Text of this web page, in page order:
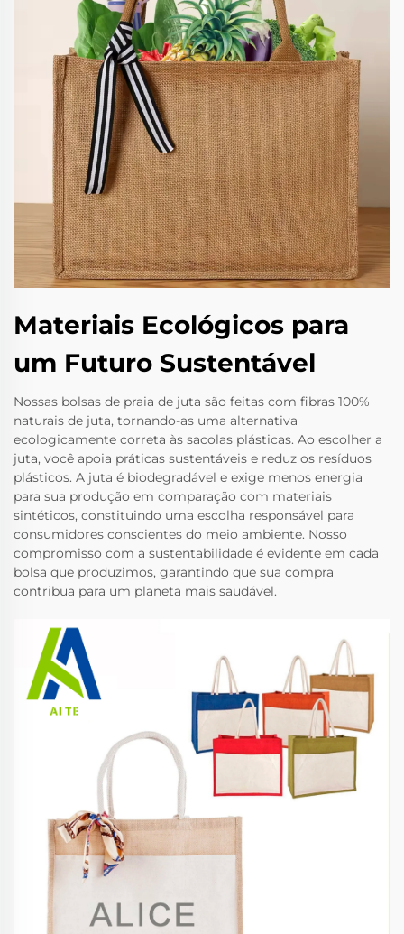
Materiais Ecológicos para
um Futuro Sustentável
Nossas bolsas de praia de juta são feitas com fibras 100%
naturais de juta, tornando-as uma alternativa
ecologicamente correta às sacolas plásticas. Ao escolher a
juta, você apoia práticas sustentáveis e reduz os resíduos
plásticos. A juta é biodegradável e exige menos energia
para sua produção em comparação com materiais
sintéticos, constituindo uma escolha responsável para
consumidores conscientes do meio ambiente. Nosso
compromisso com a sustentabilidade é evidente em cada
bolsa que produzimos, garantindo que sua compra
contribua para um planeta mais saudável.